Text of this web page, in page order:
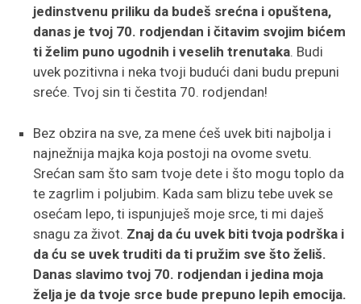
jedinstvenu priliku da budeš srećna i opuštena,
danas je tvoj 70. rodjendan i čitavim svojim bićem
ti želim puno ugodnih i veselih trenutaka. Budi
uvek pozitivna i neka tvoji budući dani budu prepuni
sreće. Tvoj sin ti čestita 70. rodjendan!
Bez obzira na sve, za mene ćeš uvek biti najbolja i
najnežnija majka koja postoji na ovome svetu.
Srećan sam što sam tvoje dete i što mogu toplo da
te zagrlim i poljubim. Kada sam blizu tebe uvek se
osećam lepo, ti ispunjuješ moje srce, ti mi daješ
snagu za život. Znaj da ću uvek biti tvoja podrška i
da ću se uvek truditi da ti pružim sve što želiš.
Danas slavimo tvoj 70. rodjendan i jedina moja
želja je da tvoje srce bude prepuno lepih emocija.